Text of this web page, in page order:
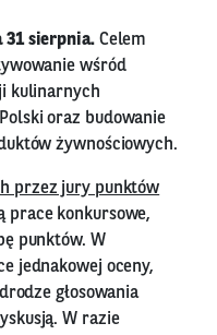
31 sierpnia.Celem
wśród
kulinarnych
oraz budowanie
żywnościowych.
przez jury punktów
prace konkursowe,
punktów. W
jednakowej oceny,
głosowania
W razie